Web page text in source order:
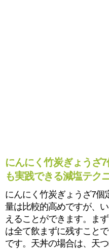
にんにく竹炭ぎょうざ
も実践できる減塩テク
にんにく竹炭ぎょうざ7個
量は比較的高めですが、
えることができます。ま
は全て飲まずに残すこと
です。天丼の場合は、天